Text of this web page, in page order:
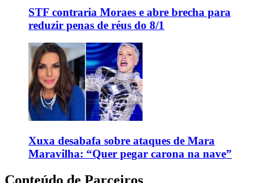
STF contraria Moraes e abre brecha para
reduzir penas de réus do 8/1
Xuxa desabafa sobre ataques de Mara
Maravilha: “Quer pegar carona na nave”